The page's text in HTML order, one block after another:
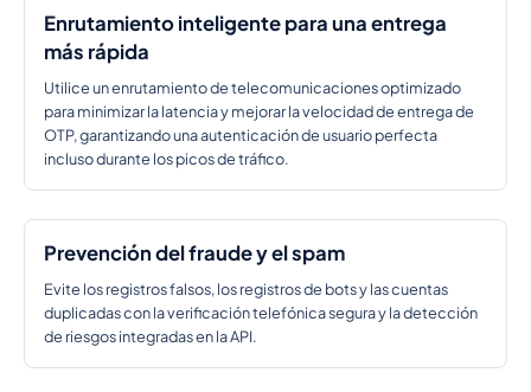
Enrutamiento inteligente para una entrega
más rápida
Utilice un enrutamiento de telecomunicaciones optimizado
para minimizar la latencia y mejorar la velocidad de entrega de
OTP, garantizando una autenticación de usuario perfecta
incluso durante los picos de tráfico.
Prevención del fraude y el spam
Evite los registros falsos, los registros de bots y las cuentas
duplicadas con la verificación telefónica segura y la detección
de riesgos integradas en la API.